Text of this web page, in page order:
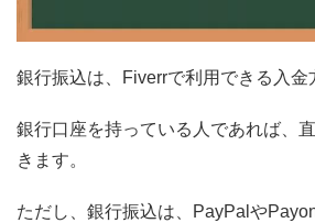
銀行振込は、Fiverrで利用できる入金
銀行口座を持っている人であれば、
きます。
ただし、銀行振込は、PayPalや